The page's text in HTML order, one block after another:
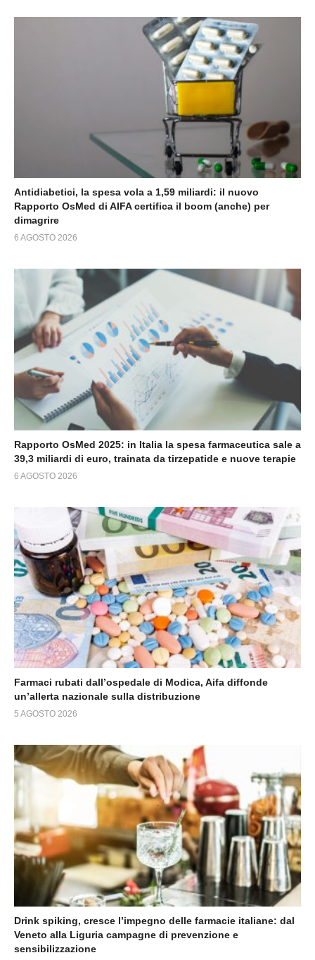
Antidiabetici, la spesa vola a 1,59 miliardi: il nuovo
Rapporto OsMed di AIFA certifica il boom (anche) per
dimagrire
6 AGOSTO 2026
Rapporto OsMed 2025: in Italia la spesa farmaceutica sale a
39,3 miliardi di euro, trainata da tirzepatide e nuove terapie
6 AGOSTO 2026
Farmaci rubati dall’ospedale di Modica, Aifa diffonde
un’allerta nazionale sulla distribuzione
5 AGOSTO 2026
Drink spiking, cresce l’impegno delle farmacie italiane: dal
Veneto alla Liguria campagne di prevenzione e
sensibilizzazione